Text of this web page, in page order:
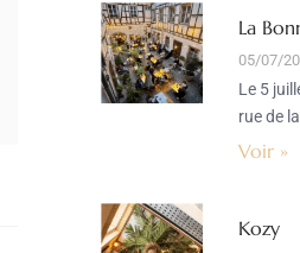
La
05/07/
Le 5
rue de
Voir »
Kozy